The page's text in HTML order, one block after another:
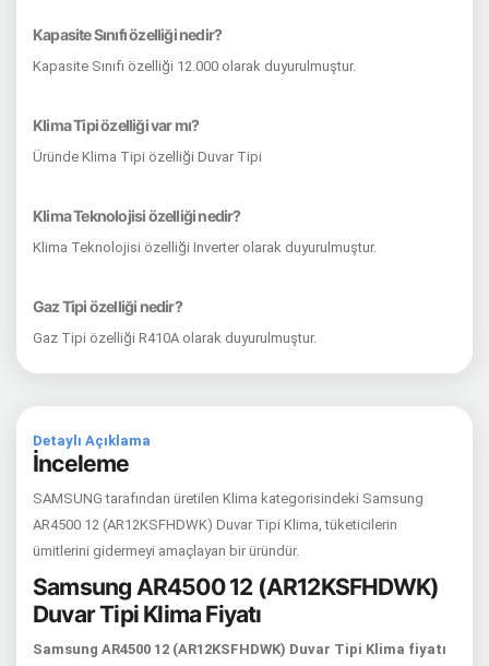
Kapasite Sınıfı özelliği nedir?
Kapasite Sınıfı özelliği 12.000 olarak duyurulmuştur.
Klima Tipi özelliği var mı?
Üründe Klima Tipi özelliği Duvar Tipi
Klima Teknolojisi özelliği nedir?
Klima Teknolojisi özelliği Inverter olarak duyurulmuştur.
Gaz Tipi özelliği nedir?
Gaz Tipi özelliği R410A olarak duyurulmuştur.
Detaylı Açıklama
İnceleme
SAMSUNG tarafından üretilen Klima kategorisindeki Samsung
AR4500 12 (AR12KSFHDWK) Duvar Tipi Klima, tüketicilerin
ümitlerini gidermeyi amaçlayan bir üründür.
Samsung AR4500 12 (AR12KSFHDWK)
Duvar Tipi Klima Fiyatı
Samsung AR4500 12 (AR12KSFHDWK) Duvar Tipi Klima fiyatı